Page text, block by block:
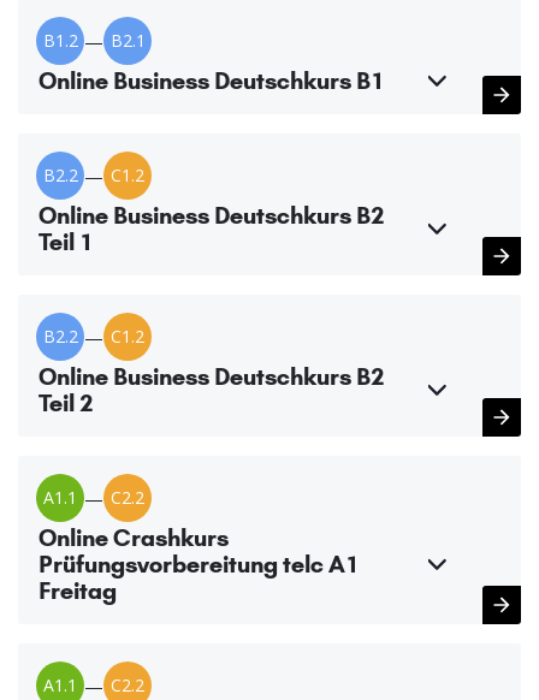
B1.2 — B2.1
Online Business Deutschkurs B1
B2.2 — C1.2
Online Business Deutschkurs B2
Teil 1
B2.2 — C1.2
Online Business Deutschkurs B2
Teil 2
A1.1 — C2.2
Online Crashkurs
Prüfungsvorbereitung telc A1
Freitag
A1.1 — C2.2